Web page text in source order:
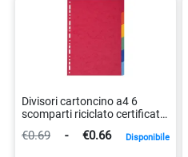
Divisori cartoncino a4 6
scomparti riciclato certificato
€0.69 - €0.66 Disponibile